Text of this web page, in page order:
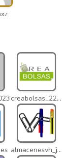
creabolsas_22110
almacenesvh_jo2